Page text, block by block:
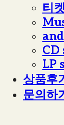
티
CD
LP s
상품후기
문의하기